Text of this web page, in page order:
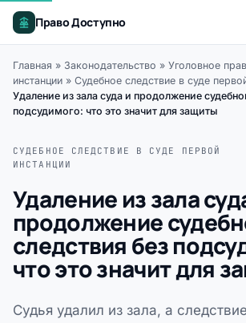
Право Доступно
Главная » Законодательство » Уголовное
инстанции » Судебное следствие в суде
Удаление из зала суда и продолжение
подсудимого: что это значит для защиты
СУДЕБНОЕ СЛЕДСТВИЕ В СУДЕ ПЕРВОЙ
ИНСТАНЦИИ
Удаление из зала
продолжение
следствия без
что это значит для
Судья удалил из зала, а